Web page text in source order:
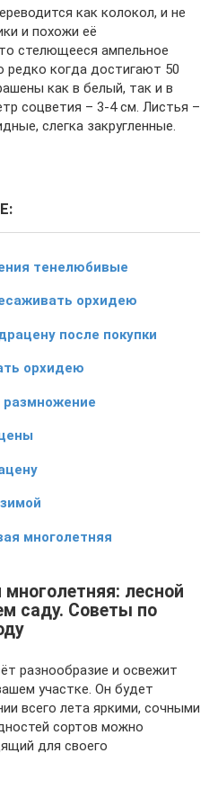
как колокол, и не
и похожи её
стелющееся ампельное
редко когда достигают 50
как в белый, так и в
соцветия – 3-4 см. Листья –
слегка закругленные.
тенелюбивые
орхидею
после покупки
орхидею
размножение
многолетняя
лесной
саду. Советы по
разнообразие и освежит
участке. Он будет
всего лета яркими, сочными
сортов можно
для своего